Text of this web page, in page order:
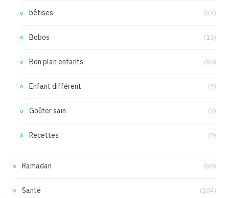
bêtises (33)
Bobos (16)
Bon plan enfants (80)
Enfant différent (9)
Goûter sain (2)
Recettes (9)
Ramadan (88)
Santé (104)